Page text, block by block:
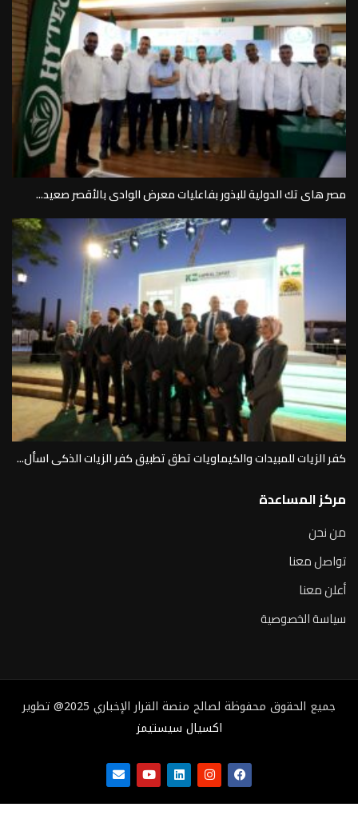
مصر هاى تك الدولية للبذور بفاعليات معرض الوادى بالأقصر صعيد...
كفر الزيات للمبيدات والكيماويات تطق تطبيق كفر الزيات الذكى اسأل...
مركز المساعدة
من نحن
تواصل معنا
أعلن معنا
سياسة الخصوصية
جميع الحقوق محفوظة لصالح منصة القرار الإخباري 2025@ تطوير
اكسيال سيستيمز